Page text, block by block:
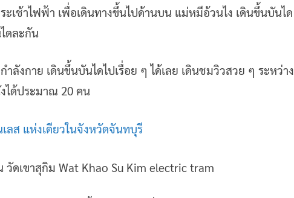
ะเช้าไฟฟ้า เพื่อเดินทางขึ้นไปด้านบน แม่หมีอ้วนไง เดินขึ้นบันได
ดละกัน
ลังกาย เดินขึ้นบันไดไปเรื่อย ๆ ได้เลย เดินชมวิวสวย ๆ ระหว่าง
ได้ประมาณ 20 คน
ลส แห่งเดียวในจังหวัดจันทบุรี